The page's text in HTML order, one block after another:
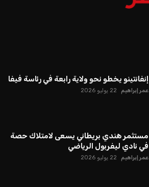
إنفانتينو يخطو نحو ولاية رابعة في رئاسة فيفا
عمر إبراهيم 22 يوليو 2026
مستثمر هندي بريطاني يسعى لامتلاك حصة
في نادي ليفربول الرياضي
عمر إبراهيم 22 يوليو 2026